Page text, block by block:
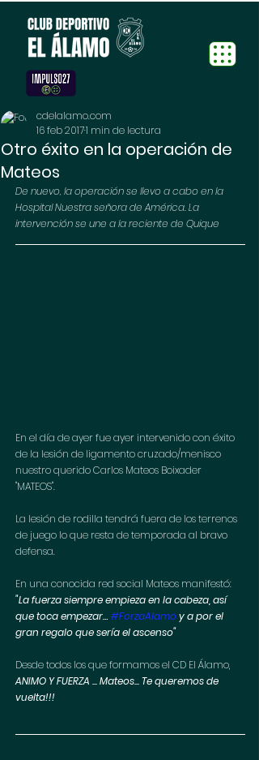
Otro éxito en la operación de
Mateos
cdelalamo.com
16 feb 20171 min de lectura
De nuevo, la operación se llevo a cabo en la
Hospital Nuestra señora de América. La
intervención se une a la reciente de Quique
En el día de ayer fue ayer intervenido con éxito
de la lesión de ligamento cruzado/menisco
nuestro querido Carlos Mateos Boixader
"MATEOS".
La lesión de rodilla tendrá fuera de los terrenos
de juego lo que resta de temporada al bravo
defensa.
En una conocida red social Mateos manifestó:
"La fuerza siempre empieza en la cabeza, así
que toca empezar… #ForzaAlamo y a por el
gran regalo que sería el ascenso"
Desde todos los que formamos el CD El Álamo,
ANIMO Y FUERZA ... Mateos... Te queremos de
vuelta!!!